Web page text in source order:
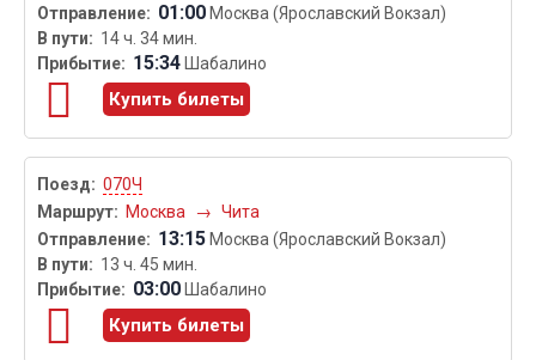
01:00 Москва (Ярославский Вокзал)
14 ч. 34 мин.
15:34 Шабалино
Купить билеты
070Ч
Москва
→ Чита
13:15 Москва (Ярославский Вокзал)
13 ч. 45 мин.
03:00 Шабалино
Купить билеты